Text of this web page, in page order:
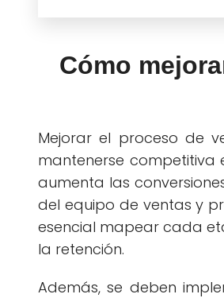
Cómo
Mejorar el proceso de
mantenerse competitiva
aumenta las
del equipo de ventas y
esencial mapear cada
la retención.
Además, se deben